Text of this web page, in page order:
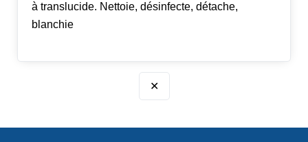
à translucide. Nettoie, désinfecte, détache,
blanchie
✕